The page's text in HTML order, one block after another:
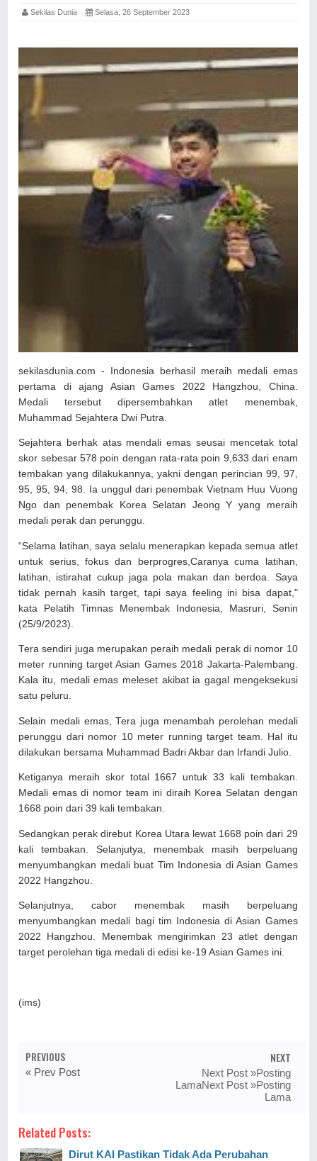
Sekilas Dunia Selasa, 26 September 2023
sekilasdunia.com - Indonesia berhasil meraih medali emas
pertama di ajang Asian Games 2022 Hangzhou, China.
Medali tersebut dipersembahkan atlet menembak,
Muhammad Sejahtera Dwi Putra.
Sejahtera berhak atas mendali emas seusai mencetak total
skor sebesar 578 poin dengan rata-rata poin 9,633 dari enam
tembakan yang dilakukannya, yakni dengan perincian 99, 97,
95, 95, 94, 98. Ia unggul dari penembak Vietnam Huu Vuong
Ngo dan penembak Korea Selatan Jeong Y yang meraih
medali perak dan perunggu.
“Selama latihan, saya selalu menerapkan kepada semua atlet
untuk serius, fokus dan berprogres,Caranya cuma latihan,
latihan, istirahat cukup jaga pola makan dan berdoa. Saya
tidak pernah kasih target, tapi saya feeling ini bisa dapat,"
kata Pelatih Timnas Menembak Indonesia, Masruri, Senin
(25/9/2023).
Tera sendiri juga merupakan peraih medali perak di nomor 10
meter running target Asian Games 2018 Jakarta-Palembang.
Kala itu, medali emas meleset akibat ia gagal mengeksekusi
satu peluru.
Selain medali emas, Tera juga menambah perolehan medali
perunggu dari nomor 10 meter running target team. Hal itu
dilakukan bersama Muhammad Badri Akbar dan Irfandi Julio.
Ketiganya meraih skor total 1667 untuk 33 kali tembakan.
Medali emas di nomor team ini diraih Korea Selatan dengan
1668 poin dari 39 kali tembakan.
Sedangkan perak direbut Korea Utara lewat 1668 poin dari 29
kali tembakan. Selanjutya, menembak masih berpeluang
menyumbangkan medali buat Tim Indonesia di Asian Games
2022 Hangzhou.
Selanjutnya, cabor menembak masih berpeluang
menyumbangkan medali bagi tim Indonesia di Asian Games
2022 Hangzhou. Menembak mengirimkan 23 atlet dengan
target perolehan tiga medali di edisi ke-19 Asian Games ini.
(ims)
PREVIOUS
« Prev Post
NEXT
Next Post »Posting
LamaNext Post »Posting
Lama
Related Posts:
Dirut KAI Pastikan Tidak Ada Perubahan